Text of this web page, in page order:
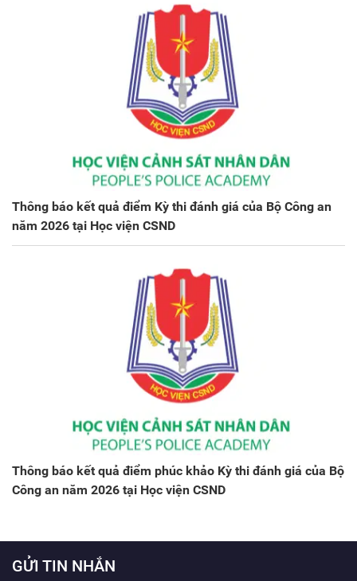
Thông báo kết quả điểm Kỳ thi đánh giá của Bộ Công an
năm 2026 tại Học viện CSND
Thông báo kết quả điểm phúc khảo Kỳ thi đánh giá của Bộ
Công an năm 2026 tại Học viện CSND
GỬI TIN NHẮN